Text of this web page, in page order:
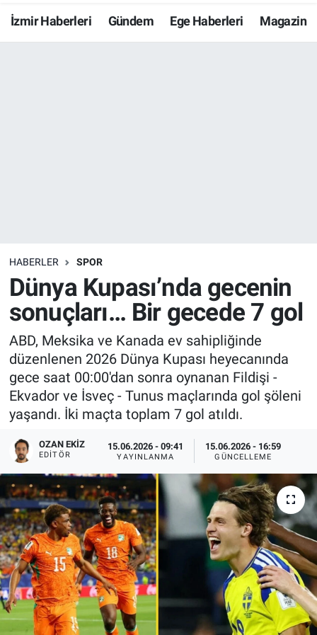
İzmir Haberleri Gündem Ege Haberleri Magazin
HABERLER SPOR
Dünya Kupası’nda gecenin
sonuçları… Bir gecede 7 gol
ABD, Meksika ve Kanada ev sahipliğinde
düzenlenen 2026 Dünya Kupası heyecanında
gece saat 00:00'dan sonra oynanan Fildişi -
Ekvador ve İsveç - Tunus maçlarında gol şöleni
yaşandı. İki maçta toplam 7 gol atıldı.
OZAN EKIZ
EDITÖR
15.06.2026 - 09:41
YAYINLANMA
15.06.2026 - 16:59
GÜNCELLEME
Resmi İlanlar